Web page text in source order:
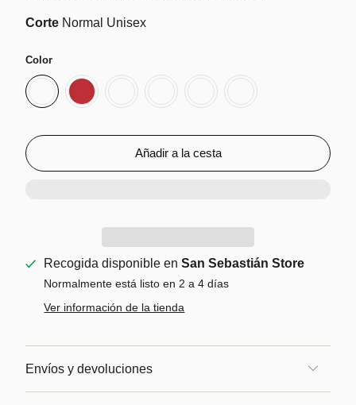
CorteNormal Unisex
Color
Añadir a la cesta
Recogida disponible enSan Sebastián Store
Normalmente está listo en 2 a 4 días
Ver información de la tienda
Envíos y devoluciones